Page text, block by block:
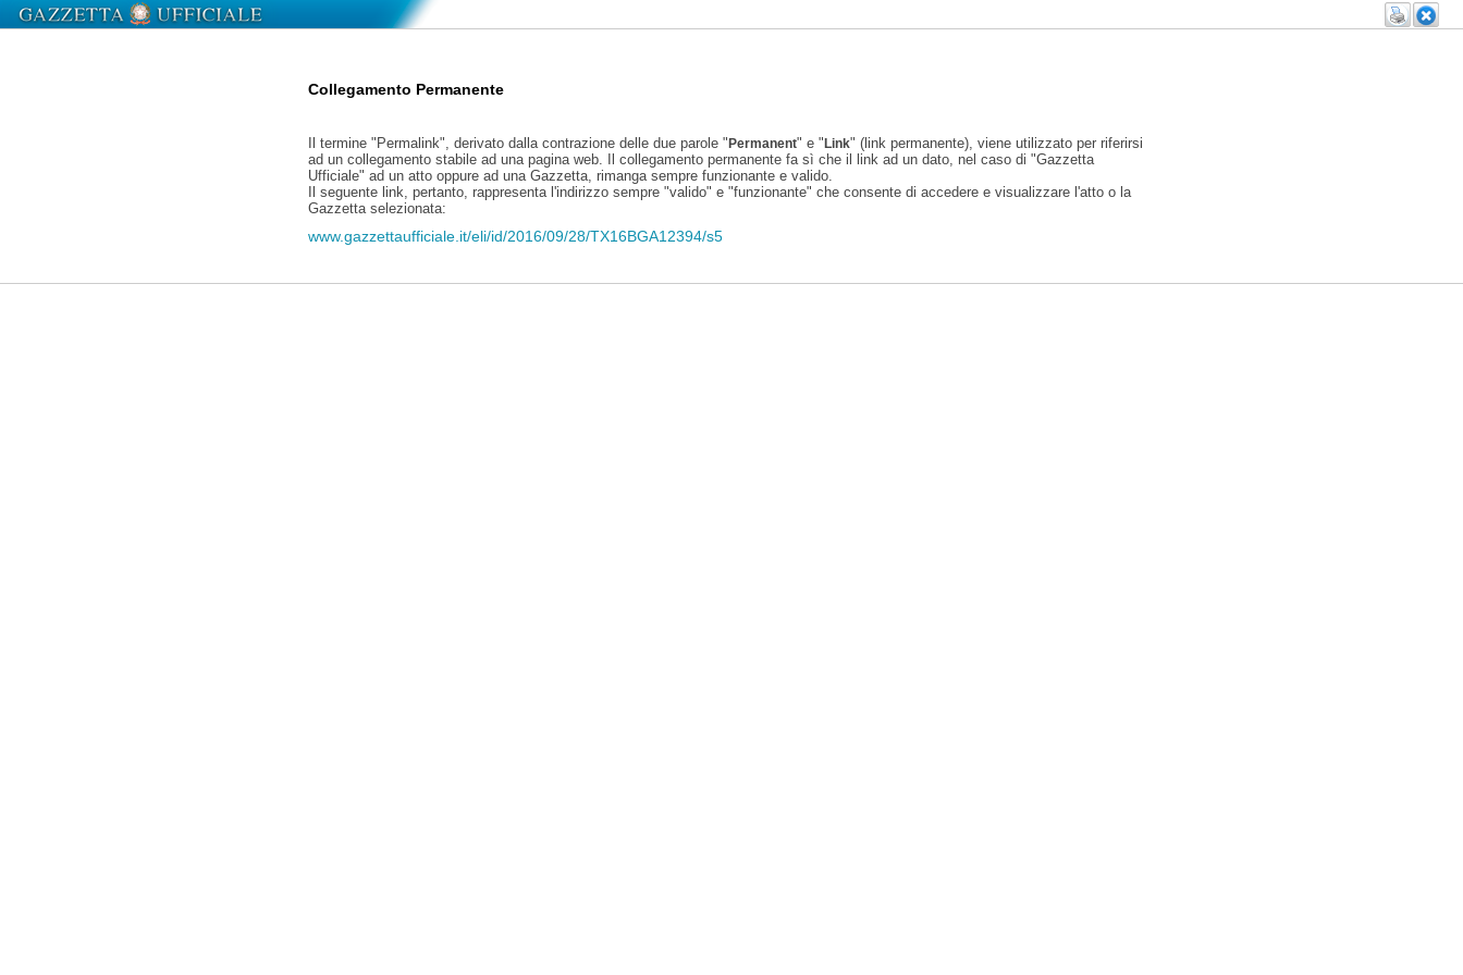
Collegamento Permanente
Il termine "Permalink", derivato dalla contrazione delle due parole "Permanent" e "Link" (link permanente), viene utilizzato per riferirsi
ad un collegamento stabile ad una pagina web. Il collegamento permanente fa sì che il link ad un dato, nel caso di "Gazzetta
Ufficiale" ad un atto oppure ad una Gazzetta, rimanga sempre funzionante e valido.
Il seguente link, pertanto, rappresenta l'indirizzo sempre "valido" e "funzionante" che consente di accedere e visualizzare l'atto o la
Gazzetta selezionata:
www.gazzettaufficiale.it/eli/id/2016/09/28/TX16BGA12394/s5